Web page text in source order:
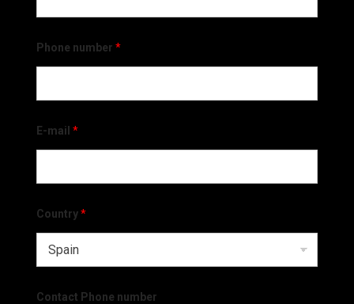
Phone number *
E-mail *
Country*
Contact Phone number